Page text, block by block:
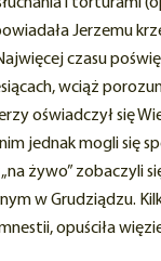
i torturami
Jerzemu
czasu
wciąż
oświadczył się
jednak mogli się
żywo” zobaczyli
w Grudziądzu.
opuściła